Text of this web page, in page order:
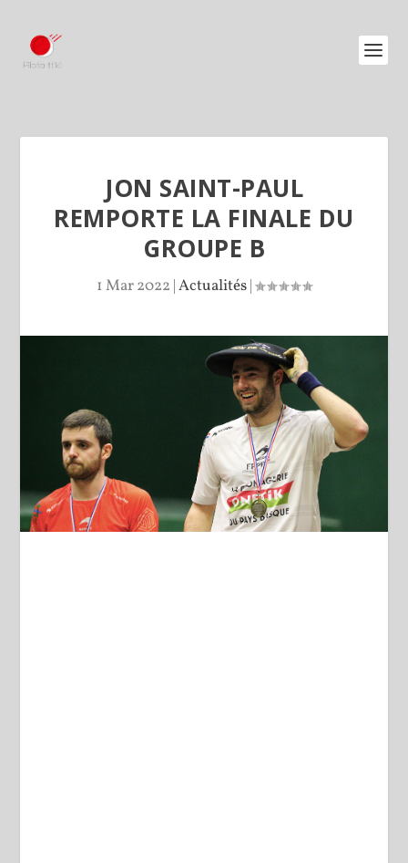
JON SAINT-PAUL
REMPORTE LA FINALE DU
GROUPE B
1 Mar 2022 |Actualités|